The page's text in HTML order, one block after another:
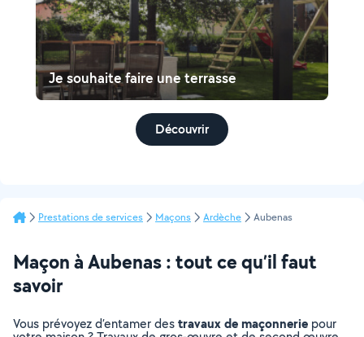
Je souhaite faire une terrasse
Découvrir
Prestations de services Maçons Ardèche Aubenas
Maçon à Aubenas : tout ce qu’il faut
savoir
Vous prévoyez d’entamer destravaux de maçonnerie pour